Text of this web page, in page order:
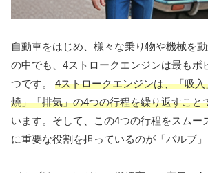
自動車をはじめ、様々な乗り物や機械を
の中でも、4ストロークエンジンは最もポ
つです。 4ストロークエンジンは、「吸
焼」「排気」の4つの行程を繰り返すこと
います。そして、この4つの行程をスムー
に重要な役割を担っているのが「バルブ」